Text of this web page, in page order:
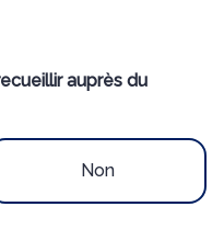
auprès du
Non